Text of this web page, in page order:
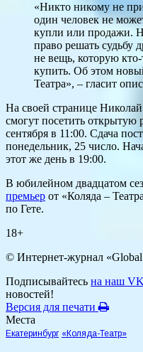
«Никто никому не
один человек не
купли или продажи.
право решать судьбу
не вещь, которую
купить. Об этом
Театра», – гласит
На своей странице Николай
смогут посетить открытую
сентября в 11:00. Сдача
понедельник, 25 число.
этот же день в 19:00.
В юбилейном двадцатом
премьер от «Коляда –
по Гете.
18+
© Интернет-журнал
Подписывайтесь на наш VK
новостей!
Версия для печати
Места
Екатеринбург «Коляда-Театр»